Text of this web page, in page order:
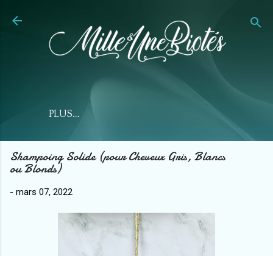
PLUS…
Shampoing Solide (pour Cheveux Gris, Blancs
ou Blonds)
- mars 07, 2022